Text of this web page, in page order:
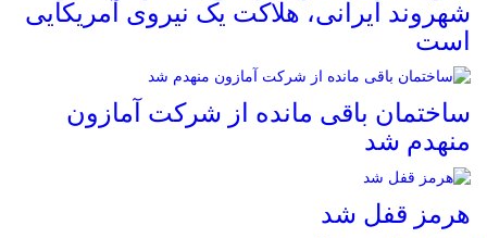
شهروند ایرانی، هلاکت یک نیروی آمریکایی
است
ساختمان باقی مانده از شرکت آمازون
منهدم شد
هرمز قفل شد